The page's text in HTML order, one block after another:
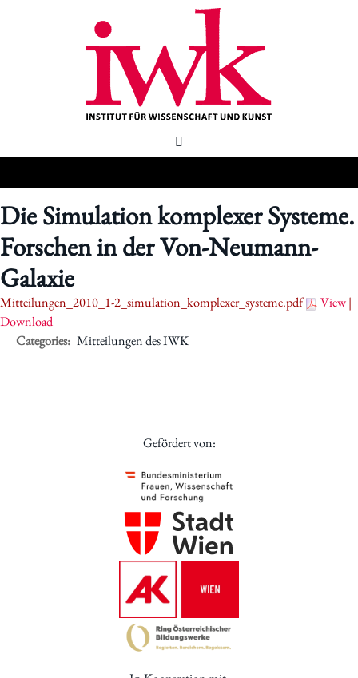
Die Simulation komplexer Systeme.
Forschen in der Von-Neumann-
Galaxie
Mitteilungen_2010_1-2_simulation_komplexer_systeme.pdf View|
Download
Categories: Mitteilungen des IWK
Gefördert von: